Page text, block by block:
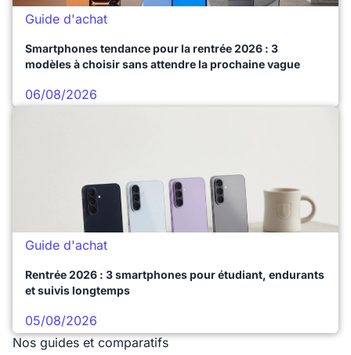
Guide d'achat
Smartphones tendance pour la rentrée 2026 : 3
modèles à choisir sans attendre la prochaine vague
06/08/2026
Guide d'achat
Rentrée 2026 : 3 smartphones pour étudiant, endurants
et suivis longtemps
05/08/2026
Nos guides et comparatifs